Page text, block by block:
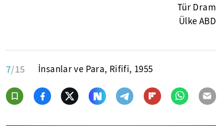
Tür Dram
Ülke ABD
7/15 İnsanlar ve Para, Rififi, 1955